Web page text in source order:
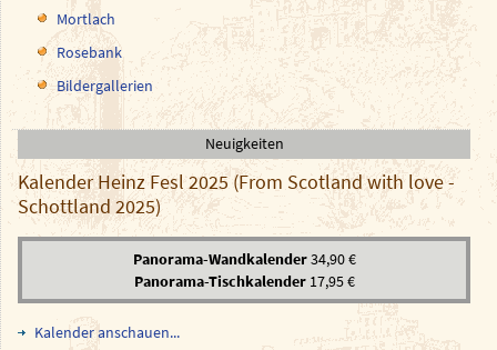
Mortlach
Rosebank
Bildergallerien
Neuigkeiten
Kalender Heinz Fesl 2025 (From Scotland with love -
Schottland 2025)
Panorama-Wandkalender34,90 €
Panorama-Tischkalender17,95 €
Kalender anschauen...